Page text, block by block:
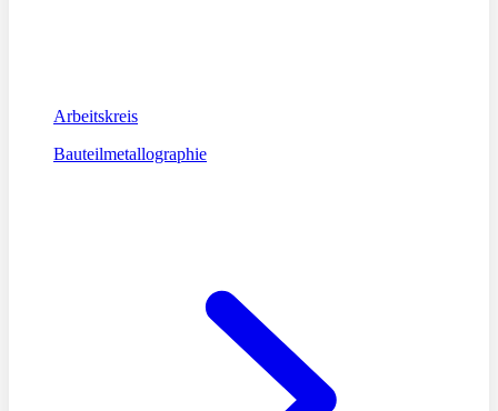
Arbeitskreis
Bauteilmetallographie